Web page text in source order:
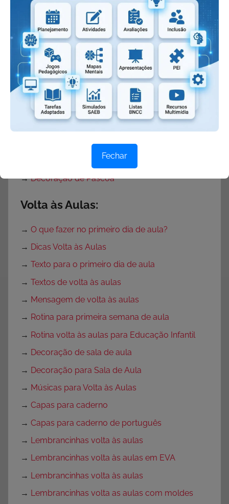
→Plano de Aula Páscoa para Educação Infantil
Plano de Aula Páscoa para Ensino
Fundamental
→Projeto Páscoa
→Projeto Páscoa para Ensino Fundamental
→Projeto Páscoa Educação Infantil
Portas Decoradas para Páscoa
Mural de Páscoa para Educação Infantil
Painel de Páscoa
→Decoração de Páscoa
Volta às Aulas:
→ O que fazer no primeiro dia de aula?
→ Dicas Volta às Aulas
→ Texto para o primeiro dia de aula
→ Textos de volta às aulas
→ Mensagem de volta às aulas
→ Rotina para primeira semana de aula
→ Rotina volta às aulas para Educação Infantil
→ Decoração de sala de aula
→ Decoração para Sala de Aula
→ Músicas para Volta às Aulas
→ Capas para caderno
→ Capas para caderno de português
→ Lembrancinhas volta às aulas
→ Lembrancinhas volta às aulas em EVA
→ Lembrancinhas volta às aulas
→ Lembrancinhas volta as aulas com moldes
Fechar